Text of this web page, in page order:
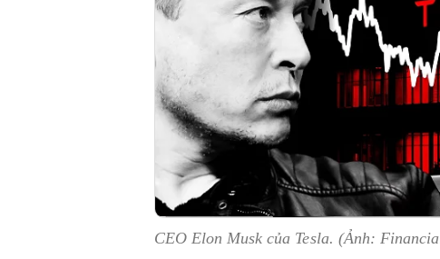
CEO Elon Musk của Tesla. (Ảnh: